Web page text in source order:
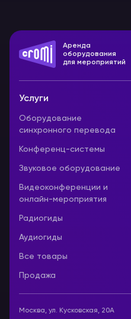
Аренда
оборудования
для мероприятий
Услуги
Оборудование
синхронного перевода
Конференц-системы
Звуковое оборудование
Видеоконференции и
онлайн-мероприятия
Радиогиды
Аудиогиды
Все товары
Продажа
Москва, ул. Кусковская, 20А